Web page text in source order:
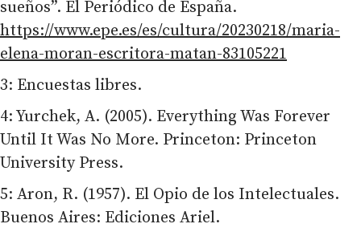
sueños”. El Periódico de España.
https://www.epe.es/es/cultura/20230218/maria-
elena-moran-escritora-matan-83105221
3: Encuestas libres.
4: Yurchek, A. (2005). Everything Was Forever
Until It Was No More. Princeton: Princeton
University Press.
5: Aron, R. (1957). El Opio de los Intelectuales.
Buenos Aires: Ediciones Ariel.